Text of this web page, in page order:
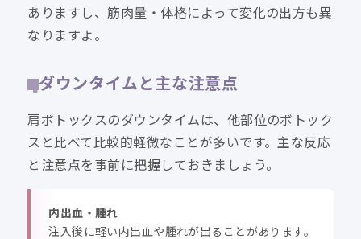
ありますし、筋肉量・体格によって変化の出方も異
なりますよ。
ダウンタイムと主な注意点
肩ボトックスのダウンタイムは、他部位のボトック
スと比べて比較的軽微なことが多いです。主な反応
と注意点を事前に把握しておきましょう。
内出血・腫れ
注入後に軽い内出血や腫れが出ることがあります。